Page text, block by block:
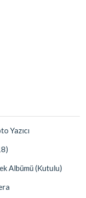
Yazıcı
Albümü (Kutulu)